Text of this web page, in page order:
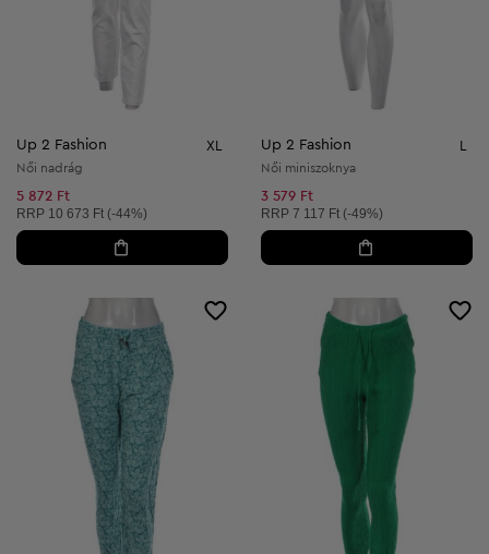
Up 2 Fashion XL
Női nadrág
5 872 Ft
Ajánlott ár:
RRP 10 673 Ft (-44%)
Up 2 Fashion
Női miniszoknya
3 579 Ft
Ajánlott ár:
RRP 7 117 Ft (-49%)